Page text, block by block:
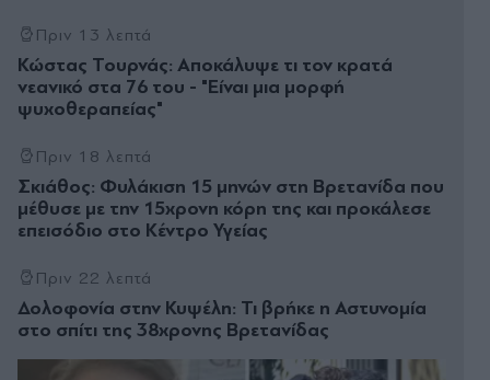
Πριν 13 λεπτά
Κώστας Τουρνάς: Αποκάλυψε τι τον κρατά
νεανικό στα 76 του - "Είναι μια μορφή
ψυχοθεραπείας"
Πριν 18 λεπτά
Σκιάθος: Φυλάκιση 15 μηνών στη Βρετανίδα που
μέθυσε με την 15χρονη κόρη της και προκάλεσε
επεισόδιο στο Κέντρο Υγείας
Πριν 22 λεπτά
Δολοφονία στην Κυψέλη: Τι βρήκε η Αστυνομία
στο σπίτι της 38χρονης Βρετανίδας